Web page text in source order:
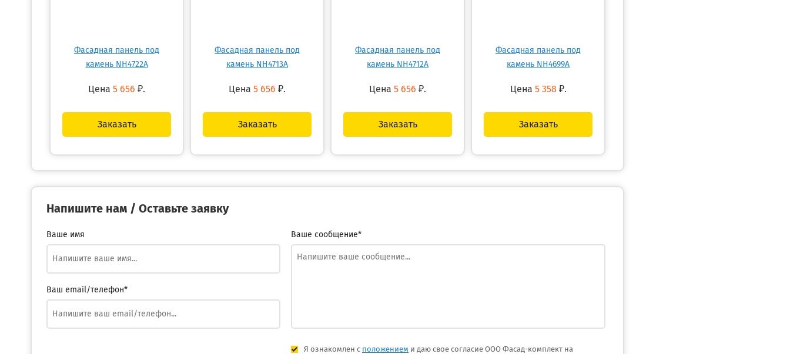
Фасадная панель под
камень NH4722A
Цена 5 656 ₽.
Заказать
Фасадная панель под
камень NH4713A
Цена 5 656 ₽.
Заказать
Фасадная панель под
камень NH4712A
Цена 5 656 ₽.
Заказать
Фасадная панель под
камень NH4699A
Цена 5 358 ₽.
Заказать
Напишите нам / Оставьте заявку
Ваше имя
Ваш email/телефон*
Ваше сообщение*
Я ознакомлен с положением и даю свое согласие ООО Фасад-комплект на